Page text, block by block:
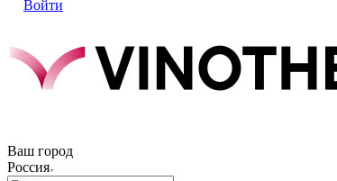
Войти
Ваш город
Россия